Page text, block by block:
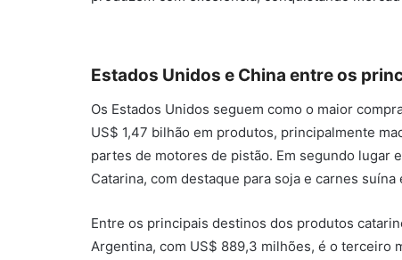
Estados Unidos e China entre os
Os Estados Unidos seguem como o maior
US$ 1,47 bilhão em produtos, principalmente
partes de motores de pistão. Em segundo lugar
Catarina, com destaque para soja e carnes suína
Entre os principais destinos dos produtos
Argentina, com US$ 889,3 milhões, é o terceiro